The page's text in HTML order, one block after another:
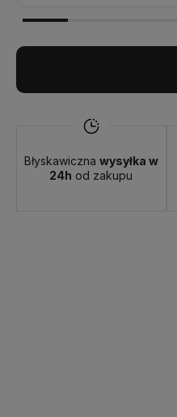
Błyskawiczna wysyłka w
24h od zakupu